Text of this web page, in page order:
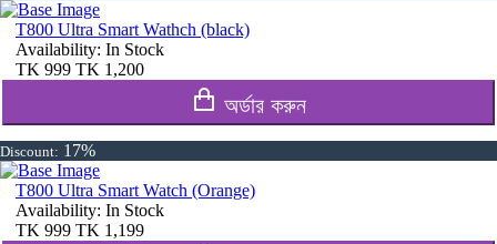
T800 Ultra Smart Wathch (black)
Availability: In Stock
TK 999 TK 1,200
অর্ডার করুন
Discount: 17%
T800 Ultra Smart Watch (Orange)
Availability: In Stock
TK 999 TK 1,199